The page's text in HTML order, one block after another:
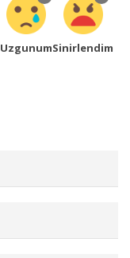
UzgunumSinirlendim